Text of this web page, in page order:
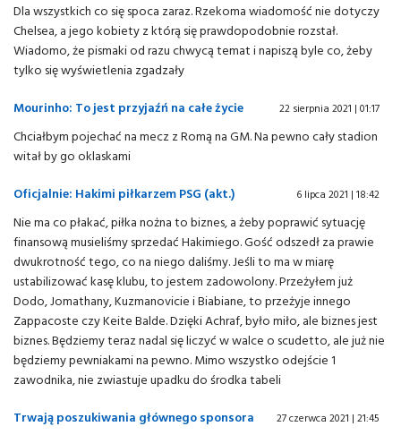
Dla wszystkich co się spoca zaraz. Rzekoma wiadomość nie dotyczy
Chelsea, a jego kobiety z którą się prawdopodobnie rozstał.
Wiadomo, że pismaki od razu chwycą temat i napiszą byle co, żeby
tylko się wyświetlenia zgadzały
Mourinho: To jest przyjaźń na całe życie
22 sierpnia 2021 | 01:17
Chciałbym pojechać na mecz z Romą na GM. Na pewno cały stadion
witał by go oklaskami
Oficjalnie: Hakimi piłkarzem PSG (akt.)
6 lipca 2021 | 18:42
Nie ma co płakać, piłka nożna to biznes, a żeby poprawić sytuację
finansową musieliśmy sprzedać Hakimiego. Gość odszedł za prawie
dwukrotność tego, co na niego daliśmy. Jeśli to ma w miarę
ustabilizować kasę klubu, to jestem zadowolony. Przeżyłem już
Dodo, Jomathany, Kuzmanovicie i Biabiane, to przeżyje innego
Zappacoste czy Keite Balde. Dzięki Achraf, było miło, ale biznes jest
biznes. Będziemy teraz nadal się liczyć w walce o scudetto, ale już nie
będziemy pewniakami na pewno. Mimo wszystko odejście 1
zawodnika, nie zwiastuje upadku do środka tabeli
Trwają poszukiwania głównego sponsora
27 czerwca 2021 | 21:45